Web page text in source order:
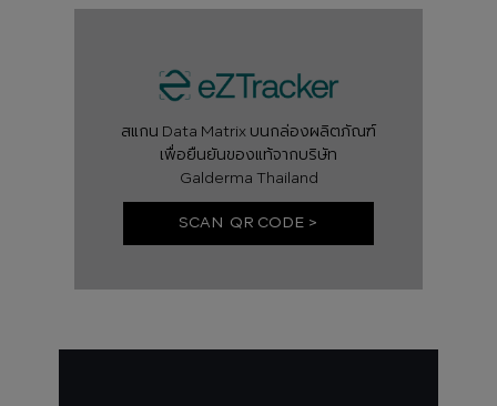
สแกน Data Matrix บนกล่องผลิตภัณฑ์
เพื่อยืนยันของแท้จากบริษัท
Galderma Thailand
SCAN QR CODE >